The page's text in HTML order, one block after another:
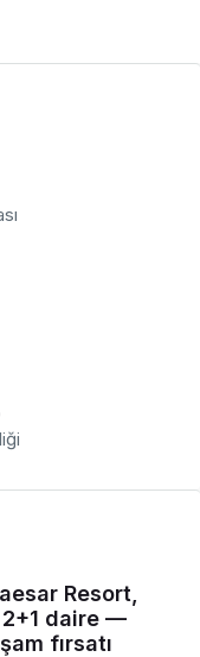
Resort,
2+1 daire —
fırsatı